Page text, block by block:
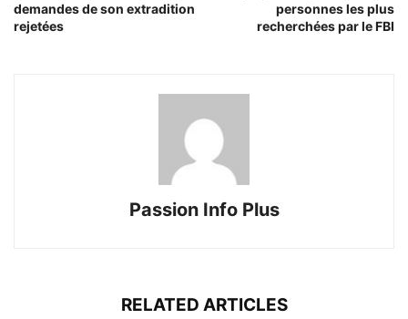
demandes de son extradition
rejetées
personnes les plus
recherchées par le FBI
Passion Info Plus
RELATED ARTICLES